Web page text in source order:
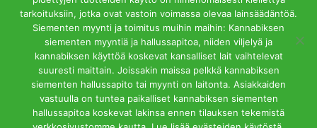
Helsinki
info@cannabisstore.fi
Cannabisstore.fi | Kannabiksen Siemeniä Verkkokaupasta ja
tarkoituksiin, jotka ovat vastoin voimassa olevaa lainsäädäntöä.
Siementen myynti ja toimitus muihin maihin: Kannabiksen
siementen myyntiä ja hallussapitoa, niiden viljelyä ja
kannabiksen käyttöä koskevat kansalliset lait vaihtelevat
suuresti maittain. Joissakin maissa pelkkä kannabiksen
siementen hallussapito tai myynti on laitonta. Asiakkaiden
vastuulla on tuntea paikalliset kannabiksen siementen
hallussapitoa koskevat lakinsa ennen tilauksen tekemistä